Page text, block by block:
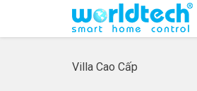
Villa Cao Cấp